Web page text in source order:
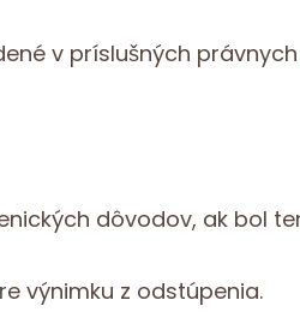
v príslušných
dôvodov, ak bol
výnimku z odstúpenia.